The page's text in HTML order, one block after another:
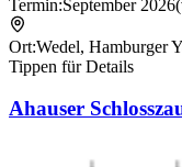
Termin:September 2026
Ort:Wedel, Hamburger
Tippen für Details
Ahauser